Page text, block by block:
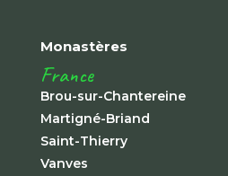
Monastères
France
Brou-sur-Chantereine
Martigné-Briand
Saint-Thierry
Vanves